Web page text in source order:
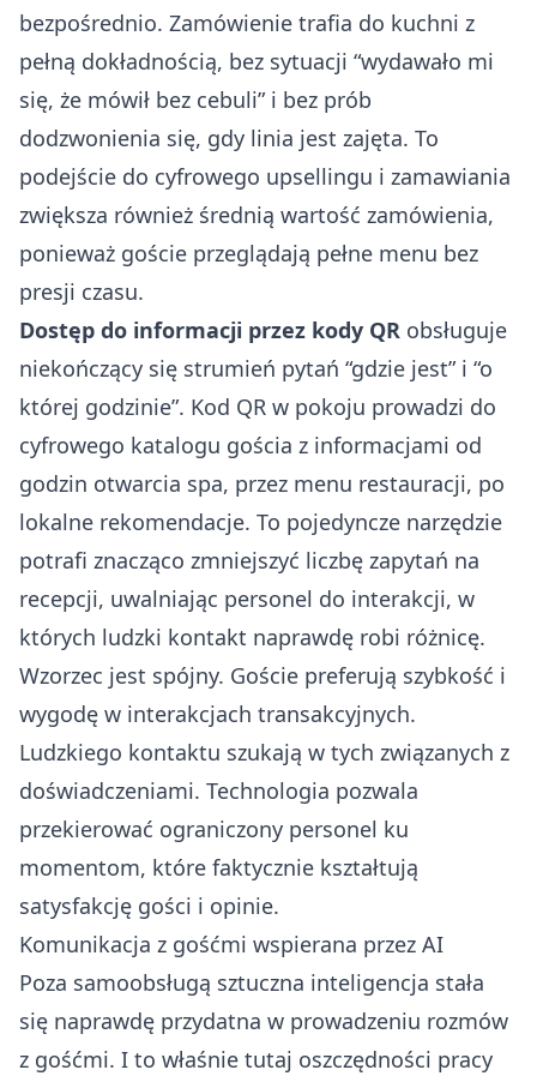
bezpośrednio. Zamówienie trafia do kuchni z
pełną dokładnością, bez sytuacji “wydawało mi
się, że mówił bez cebuli” i bez prób
dodzwonienia się, gdy linia jest zajęta. To
podejście do cyfrowego upsellingu i zamawiania
zwiększa również średnią wartość zamówienia,
ponieważ goście przeglądają pełne menu bez
presji czasu.
Dostęp do informacji przez kody QR obsługuje
niekończący się strumień pytań “gdzie jest” i “o
której godzinie”. Kod QR w pokoju prowadzi do
cyfrowego katalogu gościa z informacjami od
godzin otwarcia spa, przez menu restauracji, po
lokalne rekomendacje. To pojedyncze narzędzie
potrafi znacząco zmniejszyć liczbę zapytań na
recepcji, uwalniając personel do interakcji, w
których ludzki kontakt naprawdę robi różnicę.
Wzorzec jest spójny. Goście preferują szybkość i
wygodę w interakcjach transakcyjnych.
Ludzkiego kontaktu szukają w tych związanych z
doświadczeniami. Technologia pozwala
przekierować ograniczony personel ku
momentom, które faktycznie kształtują
satysfakcję gości i opinie.
Komunikacja z gośćmi wspierana przez AI
Poza samoobsługą sztuczna inteligencja stała
się naprawdę przydatna w prowadzeniu rozmów
z gośćmi. I to właśnie tutaj oszczędności pracy